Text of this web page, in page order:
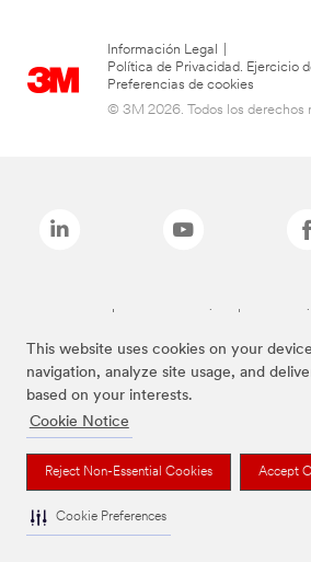
This website uses cookies on your
navigation, analyze site usage, and
based on your interests.
Cookie Notice
Reject Non-Essential Cookies Accept
Cookie Preferences
Información Legal
Política de Privacidad. Ejercicio
Preferencias de cookies
© 3M 2026. Todos los derechos
Las marcas mencionadas son